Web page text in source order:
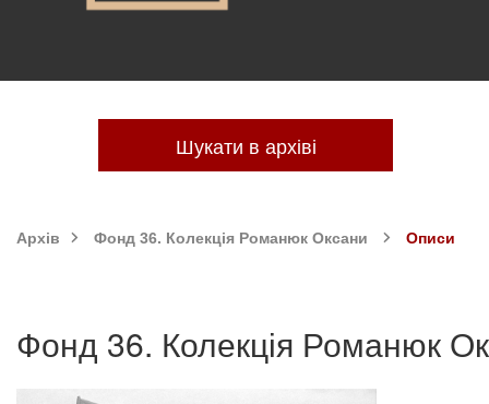
Шукати в архіві
Архів Фонд 36. Колекція Романюк Оксани Описи
Фонд 36. Колекція Романюк